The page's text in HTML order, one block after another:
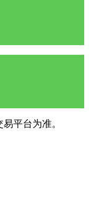
平台为准。